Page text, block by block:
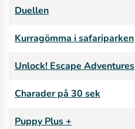
Duellen
Kurragömma i safariparken
Unlock! Escape Adventures
Charader på 30 sek
Puppy Plus +